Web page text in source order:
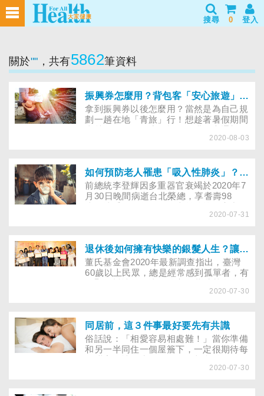
搜尋 0 登入
關於"" ，共有5862筆資料
振興券怎麼用？背包客「安心旅遊」首選！６間穿梭在老宅間的特色青旅
拿到振興券以後怎麼用？當然是為自己規
劃一趟在地「青旅」行！想趁著暑假期間
出的安心旅遊方案，從7/1到10/31期間都
有參與安旅方案的不踩雷背包客棧，每晚
$400-$600就能在刻著歷史紋理，並融入
現代元素的復古風老宅中觸摸它的溫度、
感受老派卻從未過時的味道。 《小編悄
悄話》相較其他的住宿方式，雖然青旅相
2020-08-03
如何預防老人罹患「吸入性肺炎」？日常照護該注意什麼？
前總統李登輝因多重器官衰竭於2020年7
月30日晚間病逝台北榮總，享耆壽98
食時不慎嗆咳，出現呼吸困難，就醫後確
救、並使用呼吸器，但仍因高齡，加上本
身有多重慢性疾病，抵抗力較差，住院過
程中反覆感染，引發敗血性休克及多重器
官衰竭，不幸離世。究竟什麼是「吸入性
肺炎」？該如何預防？假如家中有吸入性
2020-07-31
退休後如何擁有快樂的銀髮人生？讓資深藝人告訴你「老年不憂鬱」的秘訣！
董氏基金會2020年最新調查指出，臺灣
60歲以上民眾，總是經常感到孤單者，有
寶佳公益慈善基金會合作促進老年心理健
老年精神科醫師蔡佳芬一同拍攝「銀髮學
堂」系列短片及「一個人的快樂」老年心
理健康促進宣導影片，呼籲大眾重視老年
心理健康，同時鼓勵銀髮族找到生活的樂
2020-07-30
同居前，這３件事最好要先有共識
俗話說：「相愛容易相處難！」當你準備
和另一半同住一個屋簷下，一定很期待每
簡單的事，建議不要匆匆地搬進去住，最
2020-07-30